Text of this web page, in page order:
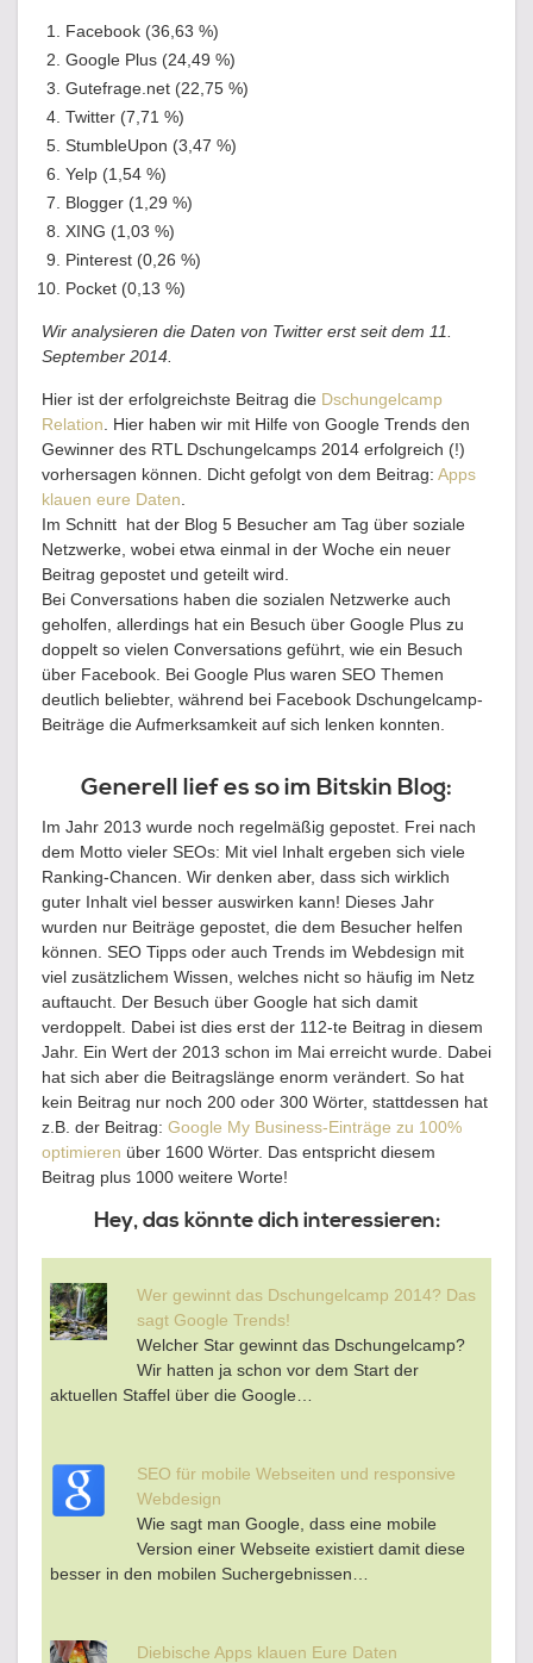
Facebook (36,63 %)
Google Plus (24,49 %)
Gutefrage.net (22,75 %)
Twitter (7,71 %)
StumbleUpon (3,47 %)
Yelp (1,54 %)
Blogger (1,29 %)
XING (1,03 %)
Pinterest (0,26 %)
Pocket (0,13 %)
Wir analysieren die Daten von Twitter erst seit dem 11.
September 2014.
Hier ist der erfolgreichste Beitrag die Dschungelcamp
Relation. Hier haben wir mit Hilfe von Google Trends den
Gewinner des RTL Dschungelcamps 2014 erfolgreich (!)
vorhersagen können. Dicht gefolgt von dem Beitrag: Apps
klauen eure Daten.
Im Schnitt hat der Blog 5 Besucher am Tag über soziale
Netzwerke, wobei etwa einmal in der Woche ein neuer
Beitrag gepostet und geteilt wird.
Bei Conversations haben die sozialen Netzwerke auch
geholfen, allerdings hat ein Besuch über Google Plus zu
doppelt so vielen Conversations geführt, wie ein Besuch
über Facebook. Bei Google Plus waren SEO Themen
deutlich beliebter, während bei Facebook Dschungelcamp-
Beiträge die Aufmerksamkeit auf sich lenken konnten.
Generell lief es so im Bitskin Blog:
Im Jahr 2013 wurde noch regelmäßig gepostet. Frei nach
dem Motto vieler SEOs: Mit viel Inhalt ergeben sich viele
Ranking-Chancen. Wir denken aber, dass sich wirklich
guter Inhalt viel besser auswirken kann! Dieses Jahr
wurden nur Beiträge gepostet, die dem Besucher helfen
können. SEO Tipps oder auch Trends im Webdesign mit
viel zusätzlichem Wissen, welches nicht so häufig im Netz
auftaucht. Der Besuch über Google hat sich damit
verdoppelt. Dabei ist dies erst der 112-te Beitrag in diesem
Jahr. Ein Wert der 2013 schon im Mai erreicht wurde. Dabei
hat sich aber die Beitragslänge enorm verändert. So hat
kein Beitrag nur noch 200 oder 300 Wörter, stattdessen hat
z.B. der Beitrag: Google My Business-Einträge zu 100%
optimieren über 1600 Wörter. Das entspricht diesem
Beitrag plus 1000 weitere Worte!
Hey, das könnte dich interessieren:
Wer gewinnt das Dschungelcamp 2014? Das
sagt Google Trends!
Welcher Star gewinnt das Dschungelcamp?
Wir hatten ja schon vor dem Start der
aktuellen Staffel über die Google…
SEO für mobile Webseiten und responsive
Webdesign
Wie sagt man Google, dass eine mobile
Version einer Webseite existiert damit diese
besser in den mobilen Suchergebnissen…
Diebische Apps klauen Eure Daten